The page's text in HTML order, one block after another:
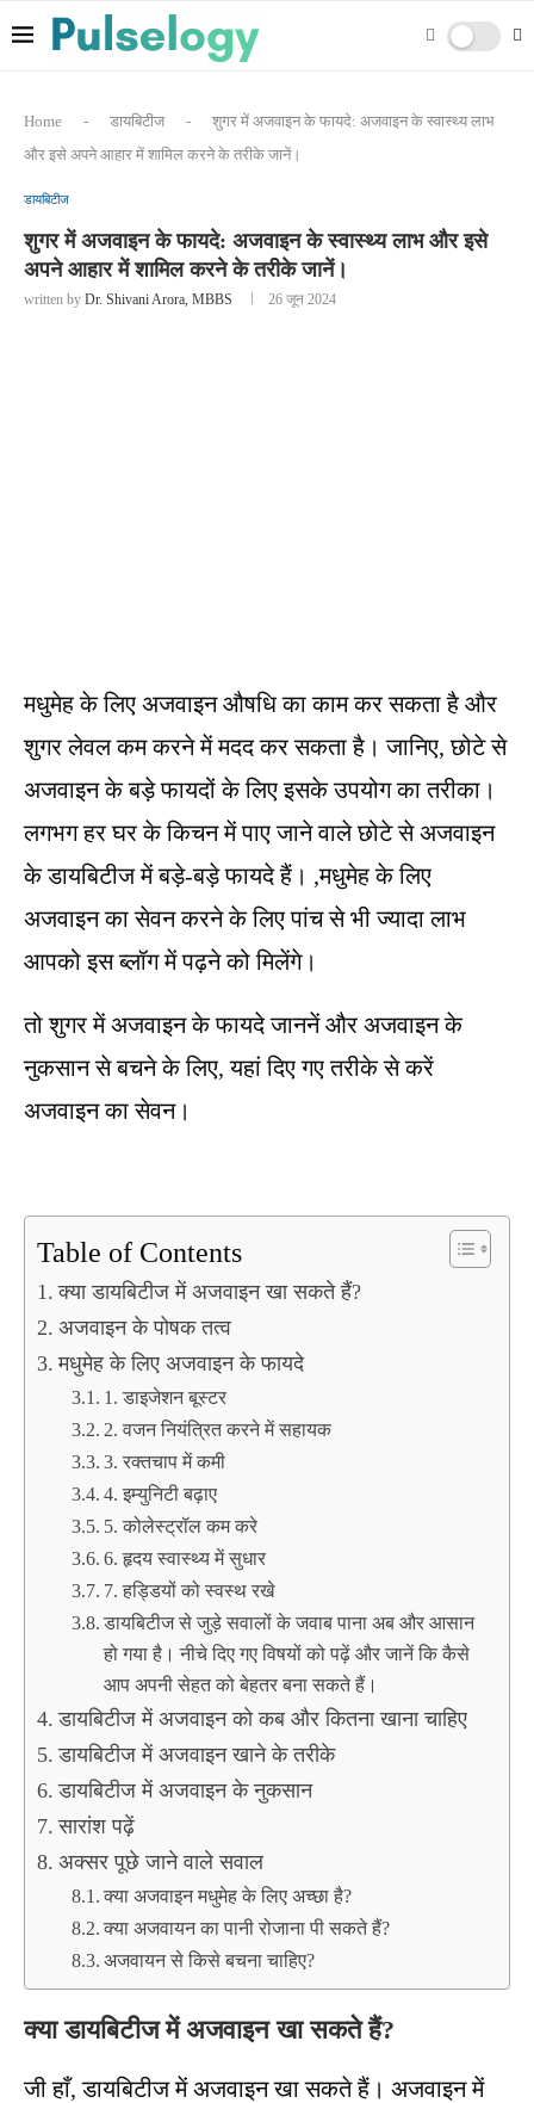
Home - डायबिटीज -
शुगर में अजवाइन के फायदे: अजवाइन के स्वास्थ्य लाभ
और इसे अपने आहार में शामिल करने के तरीके जानें।
डायबिटीज
शुगर में अजवाइन के फायदे: अजवाइन के स्वास्थ्य लाभ और इसे
अपने आहार में शामिल करने के तरीके जानें।
written by Dr. Shivani Arora, MBBS 26 जून 2024
मधुमेह के लिए अजवाइन औषधि का काम कर सकता है और
शुगर लेवल कम करने में मदद कर सकता है। जानिए, छोटे से
अजवाइन के बड़े फायदों के लिए इसके उपयोग का तरीका।
लगभग हर घर के किचन में पाए जाने वाले छोटे से अजवाइन
के डायबिटीज में बड़े-बड़े फायदे हैं। ,मधुमेह के लिए
अजवाइन का सेवन करने के लिए पांच से भी ज्यादा लाभ
आपको इस ब्लॉग में पढ़ने को मिलेंगे।
तो शुगर में अजवाइन के फायदे जाननें और अजवाइन के
नुकसान से बचने के लिए, यहां दिए गए तरीके से करें
अजवाइन का सेवन।
Table of Contents
क्या डायबिटीज में अजवाइन खा सकते हैं?
अजवाइन के पोषक तत्व
मधुमेह के लिए अजवाइन के फायदे
1. डाइजेशन बूस्टर
2. वजन नियंत्रित करने में सहायक
3. रक्तचाप में कमी
4. इम्युनिटी बढ़ाए
5. कोलेस्ट्रॉल कम करे
6. हृदय स्वास्थ्य में सुधार
7. हड्डियों को स्वस्थ रखे
डायबिटीज से जुड़े सवालों के जवाब पाना अब और आसान
हो गया है। नीचे दिए गए विषयों को पढ़ें और जानें कि कैसे
आप अपनी सेहत को बेहतर बना सकते हैं।
डायबिटीज में अजवाइन को कब और कितना खाना चाहिए
डायबिटीज में अजवाइन खाने के तरीके
डायबिटीज में अजवाइन के नुकसान
सारांश पढ़ें
अक्सर पूछे जाने वाले सवाल
क्या अजवाइन मधुमेह के लिए अच्छा है?
क्या अजवायन का पानी रोजाना पी सकते हैं?
अजवायन से किसे बचना चाहिए?
क्या डायबिटीज में अजवाइन खा सकते हैं?
जी हाँ, डायबिटीज में अजवाइन खा सकते हैं। अजवाइन में